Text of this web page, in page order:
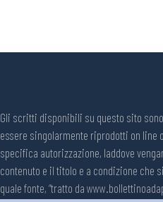
Gli scritti disponibili su questo sito
essere singolarmente riprodotti on line
specifica autorizzazione, laddove
contenuto e il titolo e a condizione che
quale fonte, “tratto da